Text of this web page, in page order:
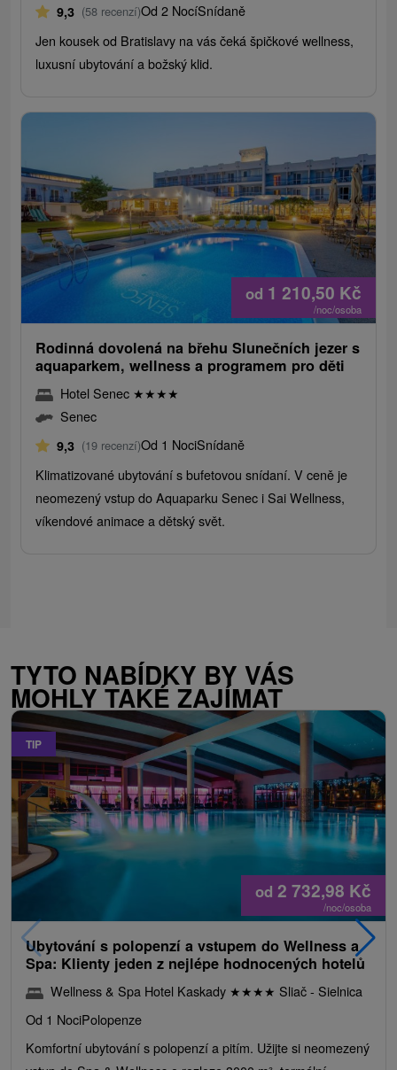
9,3 (58 recenzí)Od 2 NocíSnídaně
Jen kousek od Bratislavy na vás čeká špičkové wellness,
luxusní ubytování a božský klid.
od 1 210,50 Kč
/noc/osoba
Rodinná dovolená na břehu Slunečních jezer s
aquaparkem, wellness a programem pro děti
Hotel Senec ★★★★
Senec
9,3 (19 recenzí)Od 1 NociSnídaně
Klimatizované ubytování s bufetovou snídaní. V ceně je
neomezený vstup do Aquaparku Senec i Sai Wellness,
víkendové animace a dětský svět.
TYTO NABÍDKY BY VÁS
MOHLY TAKÉ ZAJÍMAT
TIP
od 2 732,98 Kč
/noc/osoba
Ubytování s polopenzí a vstupem do Wellness a
Spa: Klienty jeden z nejlépe hodnocených hotelů
Wellness & Spa Hotel Kaskady ★★★★ Sliač - Sielnica
Od 1 NociPolopenze
Komfortní ubytování s polopenzí a pitím. Užijte si neomezený